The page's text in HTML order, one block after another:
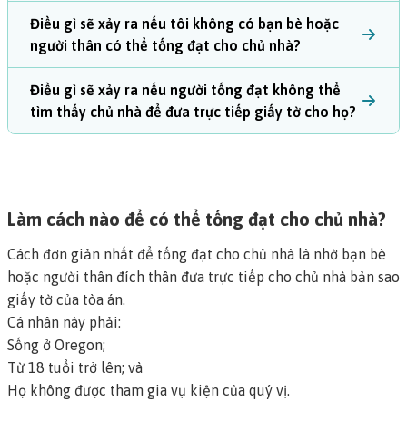
Điều gì sẽ xảy ra nếu tôi không có bạn bè hoặc
người thân có thể tống đạt cho chủ nhà?
Điều gì sẽ xảy ra nếu người tống đạt không thể
tìm thấy chủ nhà để đưa trực tiếp giấy tờ cho họ?
Làm cách nào để có thể tống đạt cho chủ nhà?
Cách đơn giản nhất để tống đạt cho chủ nhà là nhờ bạn bè
hoặc người thân đích thân đưa trực tiếp cho chủ nhà bản sao
giấy tờ của tòa án.
Cá nhân này phải:
Sống ở Oregon;
Từ 18 tuổi trở lên; và
Họ không được tham gia vụ kiện của quý vị.